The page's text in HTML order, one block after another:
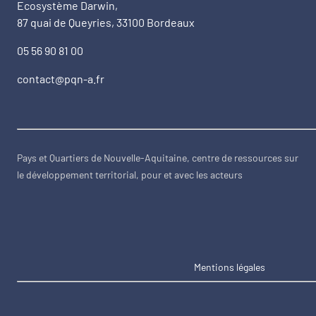
Ecosystème Darwin,
87 quai de Queyries, 33100 Bordeaux
05 56 90 81 00
contact@pqn-a.fr
Pays et Quartiers de Nouvelle-Aquitaine, centre de ressources sur
le développement territorial, pour et avec les acteurs
Mentions légales